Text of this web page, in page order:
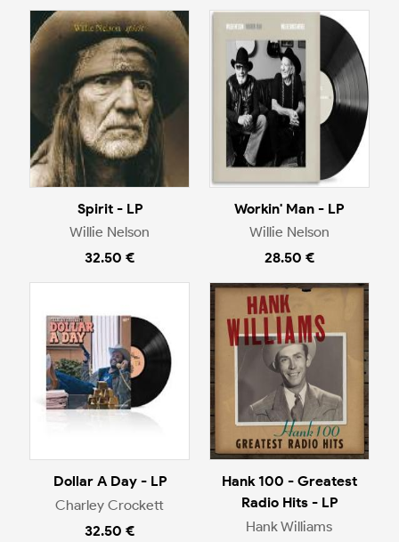
Spirit - LP
Willie Nelson
32.50 €
Workin' Man - LP
Willie Nelson
28.50 €
Dollar A Day - LP
Charley Crockett
32.50 €
Hank 100 - Greatest
Radio Hits - LP
Hank Williams